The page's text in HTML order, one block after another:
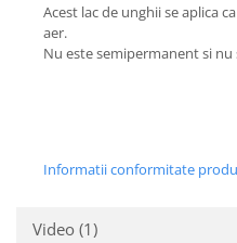
Acest lac de unghii se aplica
aer.
Nu este semipermanent si nu
Informatii conformitate
Video (1)